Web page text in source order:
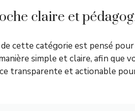
claire et
cette catégorie est pensé
simple et claire, afin que
transparente et actionable